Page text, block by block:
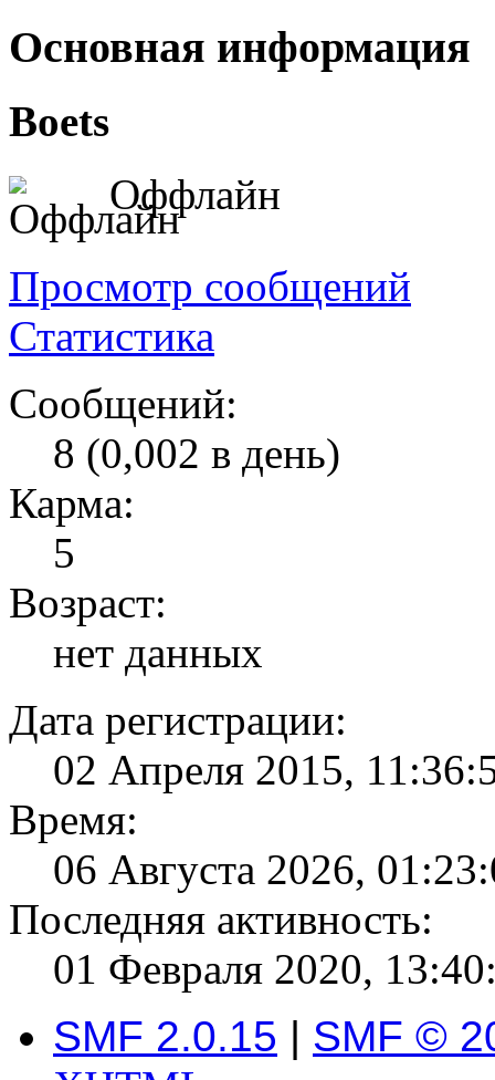
Основная информация
Boets
Оффлайн
Просмотр сообщений
Статистика
Сообщений:
8 (0,002 в день)
Карма:
5
Возраст:
нет данных
Дата регистрации:
02 Апреля 2015,
Время:
06 Августа 2026,
Последняя активность:
01 Февраля 2020,
SMF 2.0.15 | SMF ©